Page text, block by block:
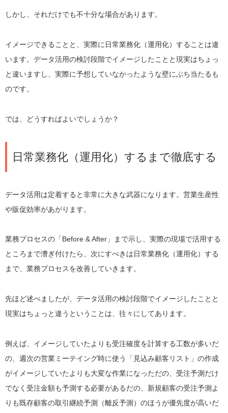
しかし、それだけでも不十分な場合があります。
イメージできることと、実際に日常業務化（運用化）することは違
います。データ活用の検討段階でイメージしたことと現実はちょっ
と違いますし、実際に予想していなかったような壁にぶち当たるも
のです。
では、どうすればよいでしょうか？
日常業務化（運用化）するまで徹底する
データ活用は定着すると非常に大きな武器になります。営業生産性
や販促効率があがります。
業務プロセスの「Before & After」まで示し、実際の現場で活用する
ところまで漕ぎ付けたら、次にすべきは日常業務化（運用化）する
まで、業務プロセスを改善していきます。
先ほど述べましたが、データ活用の検討段階でイメージしたことと
現実はちょっと違うということは、往々にしてあります。
例えば、イメージしていたよりも受注確度を計算する工数が多いだ
の、週次の営業ミーテイング時に使う「見込み顧客リスト」の作成
がイメージしていたよりも大変な作業になっただの、受注予測だけ
でなく受注金額も予測する必要があるだの、新規顧客の受注予測よ
りも既存顧客の取引継続予測（離反予測）のほうが優先度が高いだ